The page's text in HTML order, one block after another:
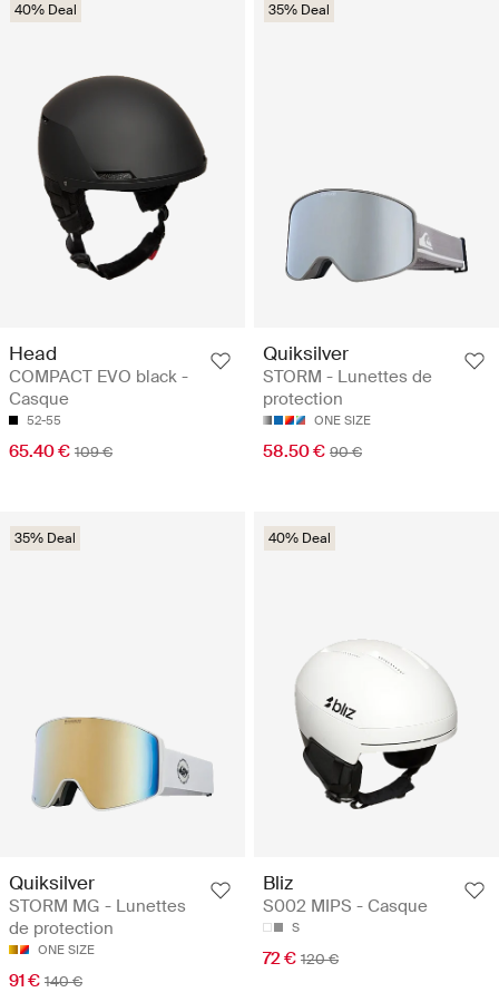
40% Deal
Head
COMPACT EVO black -
Casque
52-55
65.40 € 109 €
35% Deal
Quiksilver
STORM - Lunettes de
protection
ONE SIZE
58.50 € 90 €
35% Deal
Quiksilver
STORM MG - Lunettes
de protection
ONE SIZE
91 € 140 €
40% Deal
Bliz
S002 MIPS - Casque
S
72 € 120 €